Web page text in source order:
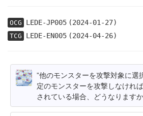
OCG LEDE-JP005(2024-01-27)
TCG LEDE-EN005(2024-04-26)
”他のモンスターを攻撃対象に選
定のモンスターを攻撃しなけれ
されている場合、どうなります